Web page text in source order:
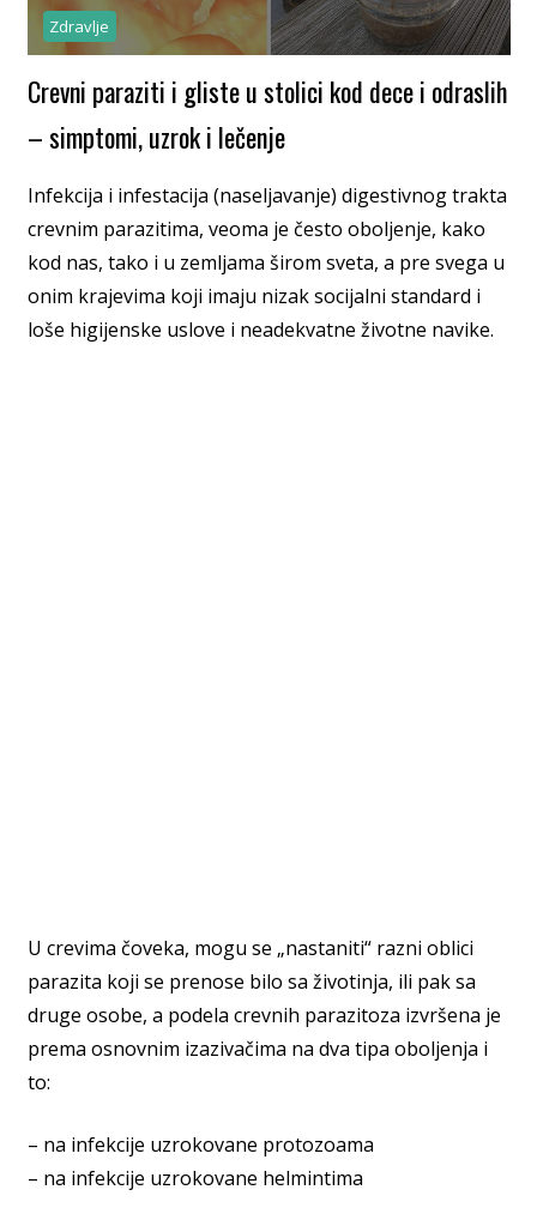
Zdravlje
Crevni paraziti i gliste u stolici kod dece i odraslih
– simptomi, uzrok i lečenje
Infekcija i infestacija (naseljavanje) digestivnog trakta
crevnim parazitima, veoma je često oboljenje, kako
kod nas, tako i u zemljama širom sveta, a pre svega u
onim krajevima koji imaju nizak socijalni standard i
loše higijenske uslove i neadekvatne životne navike.
U crevima čoveka, mogu se „nastaniti“ razni oblici
parazita koji se prenose bilo sa životinja, ili pak sa
druge osobe, a podela crevnih parazitoza izvršena je
prema osnovnim izazivačima na dva tipa oboljenja i
to:
– na infekcije uzrokovane protozoama
– na infekcije uzrokovane helmintima